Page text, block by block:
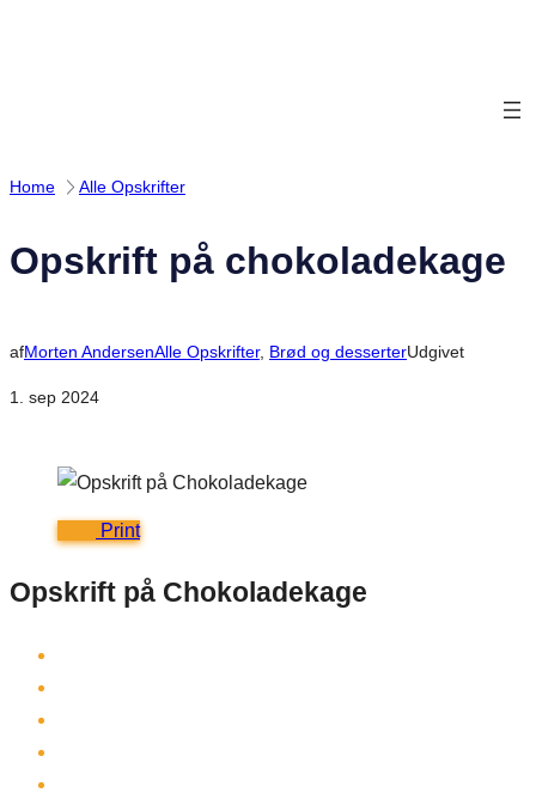
Home Alle Opskrifter
Opskrift på chokoladekage
afMorten AndersenAlle Opskrifter, Brød og desserterUdgivet
1. sep 2024
Print
Opskrift på Chokoladekage